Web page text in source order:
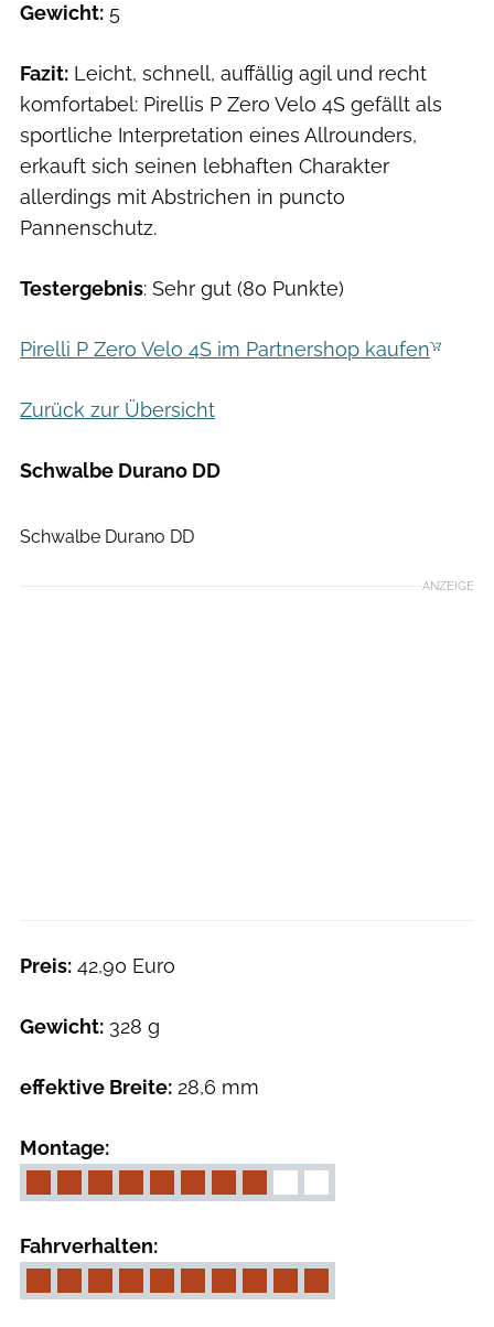
Gewicht: 5
Fazit: Leicht, schnell, auffällig agil und recht
komfortabel: Pirellis P Zero Velo 4S gefällt als
sportliche Interpretation eines Allrounders,
erkauft sich seinen lebhaften Charakter
allerdings mit Abstrichen in puncto
Pannenschutz.
Testergebnis: Sehr gut (80 Punkte)
Pirelli P Zero Velo 4S im Partnershop kaufen
Zurück zur Übersicht
Schwalbe Durano DD
Schwalbe Durano DD
ANZEIGE
Preis: 42,90 Euro
Gewicht: 328 g
effektive Breite: 28,6 mm
Montage:
Fahrverhalten: